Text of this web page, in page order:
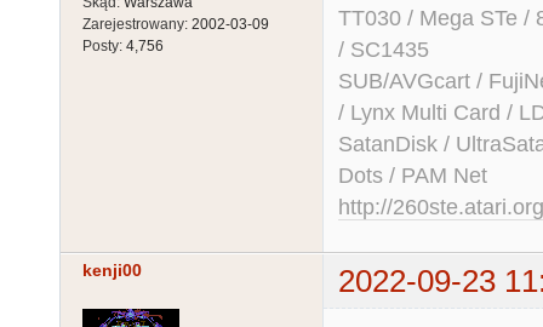
Zarejestrowany: 2002-03-09
Posty: 4,756
TT030 / Mega STe /
/ SC1435
SUB/AVGcart /
/ Lynx Multi Card /
SatanDisk /
Dots / PAM Net
http://260ste.atari.org
kenji00 2022-09-23